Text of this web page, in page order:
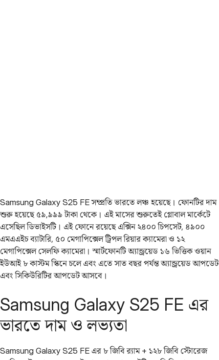
Samsung Galaxy S25 FE সম্প্রতি ভারতে লঞ্চ হয়েছে। ফোনটির দাম
শুরু হয়েছে ৫৯,৯৯৯ টাকা থেকে। এই মাসের শুরুতেই গ্লোবাল মার্কেটে
এসেছিল ডিভাইসটি। এই ফোনে রয়েছে এক্সিন ২৪০০ চিপসেট, ৪৯০০
এমএএইচ ব্যাটারি, ৫০ মেগাপিক্সেল ট্রিপল রিয়ার ক্যামেরা ও ১২
মেগাপিক্সেল সেলফি ক্যামেরা। স্মার্টফোনটি অ্যান্ড্রয়েড ১৬ ভিত্তিক ওয়ান
ইউআই ৮ কাস্টম স্কিনে চলে এবং এতে সাত বছর পর্যন্ত অ্যান্ড্রয়েড আপডেট
এবং সিকিউরিটির আপডেট আসবে।
Samsung Galaxy S25 FE এর
ভারতে দাম ও লভ্যতা
Samsung Galaxy S25 FE এর ৮ জিবি র‌্যাম + ১২৮ জিবি স্টোরেজ